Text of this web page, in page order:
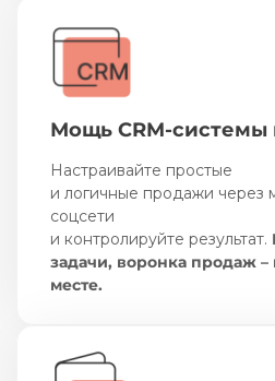
Мощь CRM-системы
Настраивайте простые
и логичные продажи через
соцсети
и контролируйте результат.
задачи, воронка продаж –
месте.